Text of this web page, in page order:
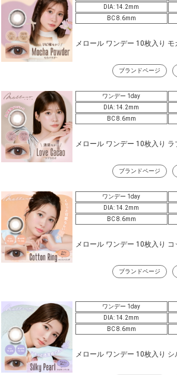
DIA: 14.2mm
BC 8.6mm
メロール ワンデー 10枚入り モ
ブランドページ
ワンデー 1day
DIA: 14.2mm
BC 8.6mm
メロール ワンデー 10枚入り ラ
ブランドページ
ワンデー 1day
DIA: 14.2mm
BC 8.6mm
メロール ワンデー 10枚入り
ブランドページ
ワンデー 1day
DIA: 14.2mm
BC 8.6mm
メロール ワンデー 10枚入り